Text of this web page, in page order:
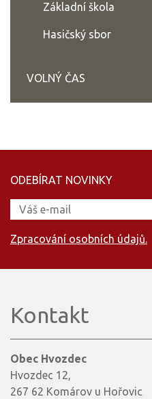
Základní škola
Hasičský sbor
VOLNÝ ČAS
ODEBÍRAT NOVINKY
Zpracování osobních údajů.
Kontakt
Obec Hvozdec
Hvozdec 12,
267 62 Komárov u Hořovic